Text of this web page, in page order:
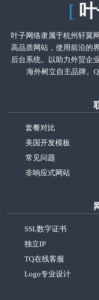
[
叶子网络隶属于杭州轩翼
高品质网站，使用前沿的
后台系统。以助力外贸企
海外树立自主品牌。
套餐对比
美国开发模板
常见问题
非响应式网站
SSL数字证书
独立IP
TQ在线客服
Logo专业设计